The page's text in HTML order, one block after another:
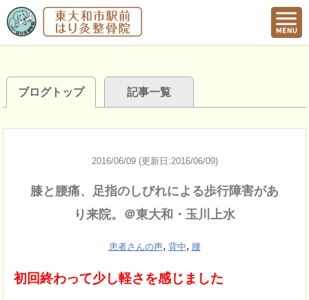
ブログトップ 記事一覧
2016/06/09 (更新日:2016/06/09)
膝と腰痛、足指のしびれによる歩行障害があ
り来院。＠東大和・玉川上水
患者さんの声, 背中, 腰
初回終わって少し軽さを感じました